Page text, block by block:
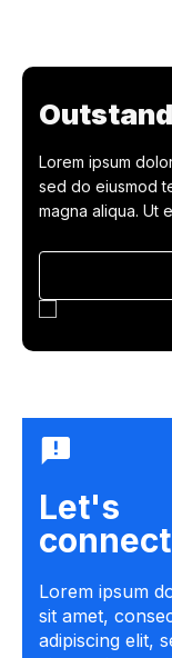
Lorem ipsum
sed do eiusmod
magna aliqua. Ut
Let's
connect
Lorem ipsum
sit amet,
adipiscing elit,